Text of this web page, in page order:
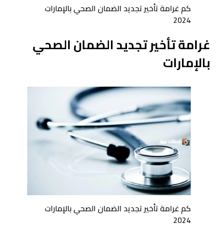
كم غرامة تأخير تجديد الضمان الصحي بالإمارات
2024
غرامة تأخير تجديد الضمان الصحي
بالإمارات
كم غرامة تأخير تجديد الضمان الصحي بالإمارات
2024